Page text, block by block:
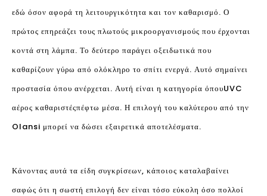
εδώ όσον αφορά τη λειτουργικότητα και τον καθαρισμό. Ο
πρώτος επηρεάζει τους πλωτούς μικροοργανισμούς που έρχονται
κοντά στη λάμπα. Το δεύτερο παράγει οξειδωτικά που
καθαρίζουν γύρω από ολόκληρο το σπίτι ενεργά. Αυτό σημαίνει
προστασία όπου ανέρχεται. Αυτή είναι η κατηγορία όπουUVC
αέρος καθαριστέςπέφτω μέσα. Η επιλογή του καλύτερου από την
Olansi μπορεί να δώσει εξαιρετικά αποτελέσματα.
Κάνοντας αυτά τα είδη συγκρίσεων, κάποιος καταλαβαίνει
σαφώς ότι η σωστή επιλογή δεν είναι τόσο εύκολη όσο πολλοί